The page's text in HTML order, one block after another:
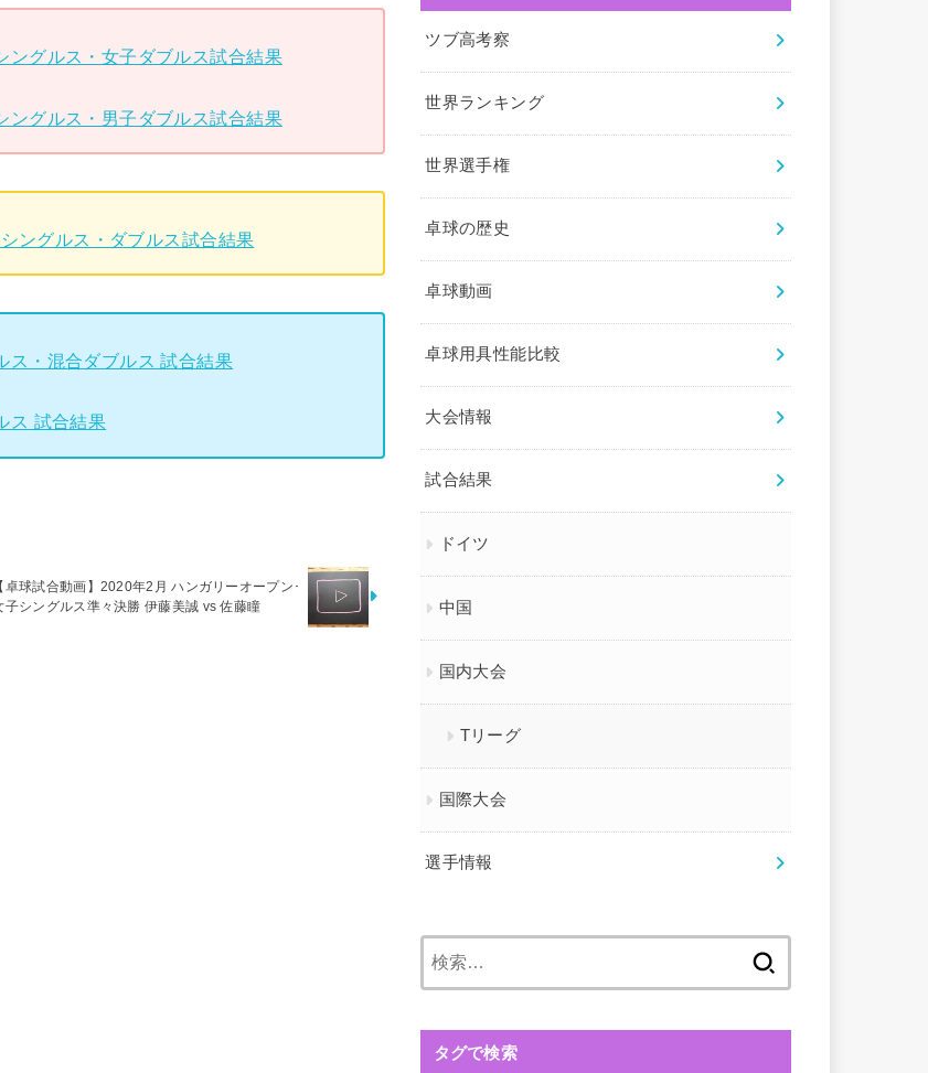
ングルス・女子ダブルス試合結果
ングルス・男子ダブルス試合結果
ングルス・ダブルス試合結果
ス・混合ダブルス 試合結果
ス 試合結果
【卓球試合動画】2020年2月 ハンガリーオープン･
子シングルス準々決勝 伊藤美誠 vs 佐藤瞳
ツブ高考察
世界ランキング
世界選手権
卓球の歴史
卓球動画
卓球用具性能比較
大会情報
試合結果
ドイツ
中国
国内大会
Tリーグ
国際大会
選手情報
タグで検索